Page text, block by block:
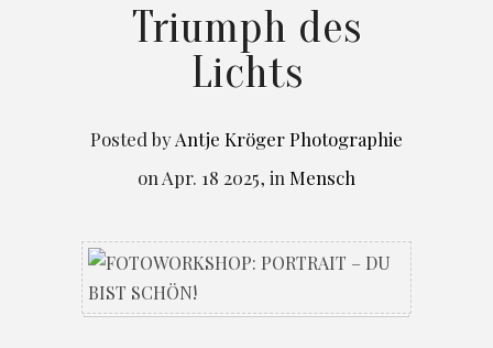
Triumph des
Lichts
Posted byAntje Kröger Photographie
on Apr. 18 2025, in Mensch